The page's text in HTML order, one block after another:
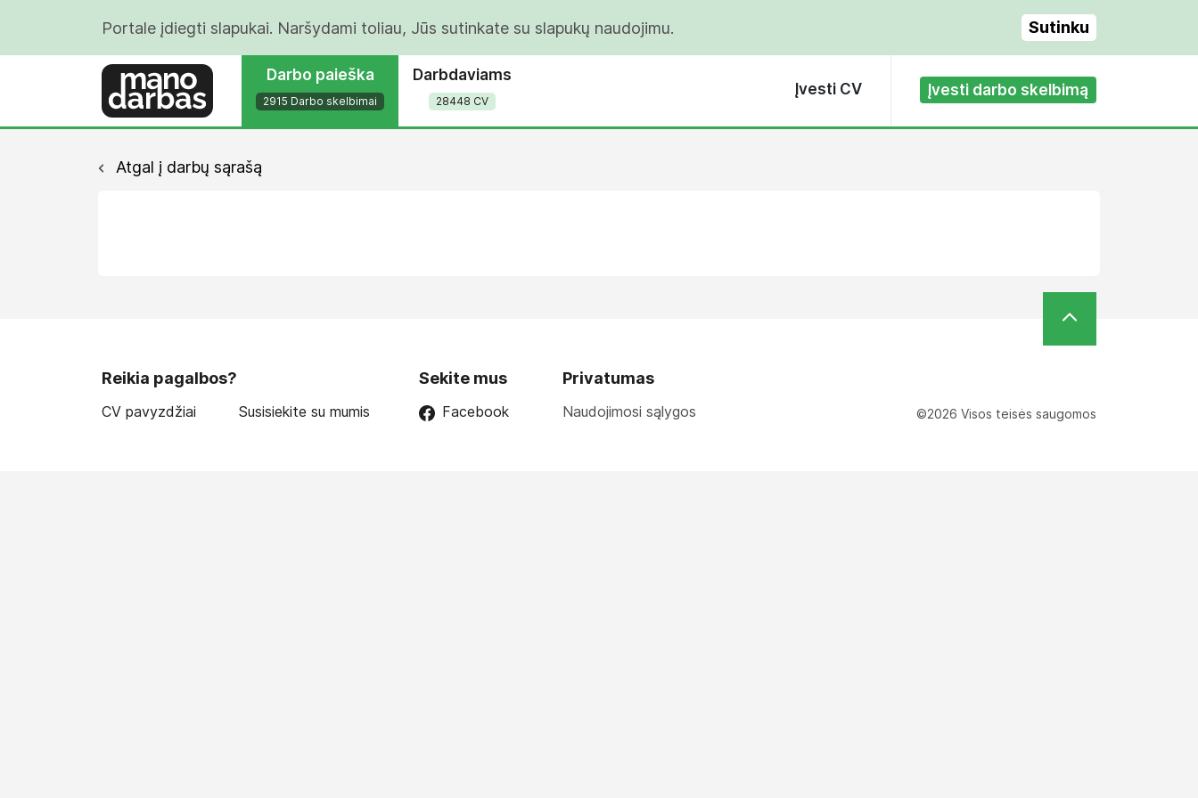
Portale įdiegti slapukai. Naršydami toliau, Jūs sutinkate su slapukų naudojimu. Sutinku
Darbo paieška
2915 Darbo skelbimai
Darbdaviams
28448 CV
Įvesti CV Įvesti darbo skelbimą
Atgal į darbų sąrašą
Reikia pagalbos?
CV pavyzdžiai Susisiekite su mumis
Sekite mus
Facebook
Privatumas
Naudojimosi sąlygos ©2026 Visos teisės saugomos